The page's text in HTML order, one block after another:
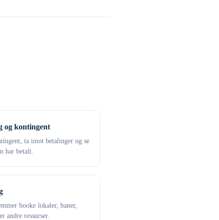
og kontingent
ta imot betalinger og se
har betalt.
booke lokaler, baner,
andre ressurser.